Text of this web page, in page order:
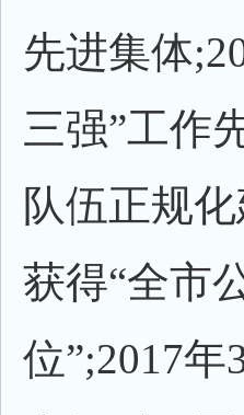
先进集体
三强”工作
队伍正规
获得“全市
位”;2017